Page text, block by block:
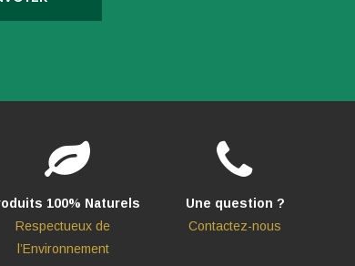
100% Naturels
Respectueux de
l’Environnement
Une question ?
Contactez-nous